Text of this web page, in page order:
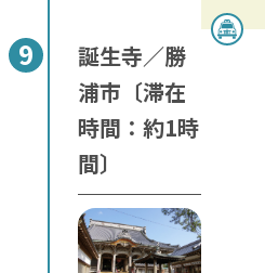
誕生寺／勝
浦市〔滞在
時間：約1時
間〕